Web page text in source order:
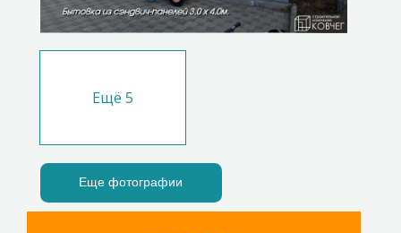
Ещё 5
Еще фотографии